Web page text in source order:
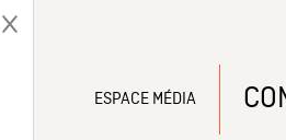
ESPACE MÉDIA